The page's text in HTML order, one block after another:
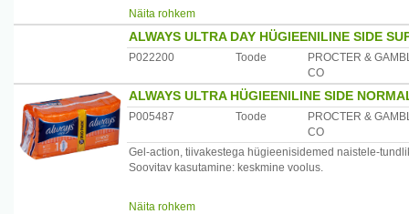
Pakendis: 16 sidet (8+8)
Puuvilla sarnane pealiskiht annab nahale pehme tunde.
Optimasorb ultra sisemus imab vedeliku ülikiiresti ja
Pikad flexi-tiivakesed järgivad teie püksikute kuju ning
Näita rohkem
ALWAYS ULTRA DAY HÜGIEENILINE SIDE
P022200 Toode
PROCTER &
CO
ALWAYS ULTRA HÜGIEENILINE SIDE
P005487 Toode
PROCTER &
CO
Gel-action, tiivakestega hügieenisidemed naistele-
Soovitav kasutamine: keskmine voolus.
Näita rohkem